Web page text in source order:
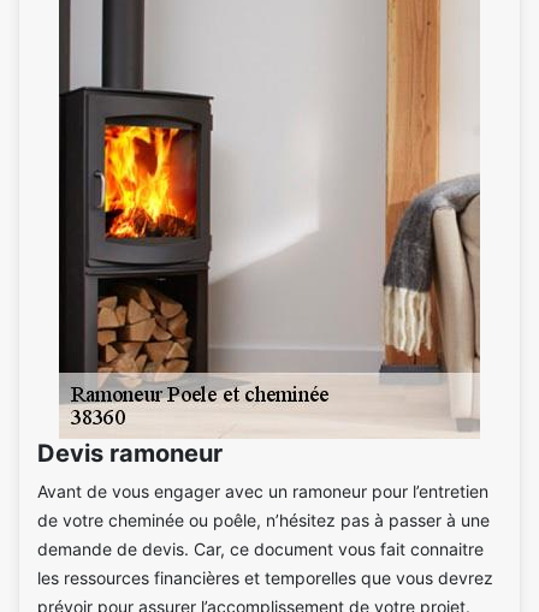
Devis ramoneur
Avant de vous engager avec un ramoneur pour l’entretien
de votre cheminée ou poêle, n’hésitez pas à passer à une
demande de devis. Car, ce document vous fait connaitre
les ressources financières et temporelles que vous devrez
prévoir pour assurer l’accomplissement de votre projet.